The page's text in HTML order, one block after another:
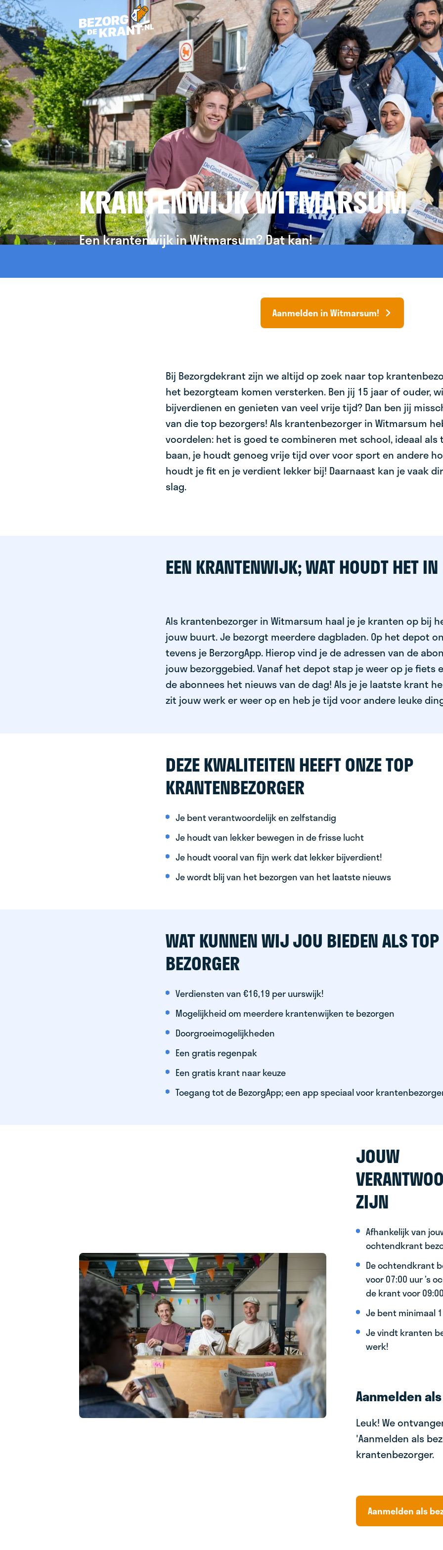
KRANTENWIJK WITMARSUM
Een krantenwijk in Witmarsum? Dat kan!
Aanmelden in Witmarsum!
Bij Bezorgdekrant zijn we altijd op zoek naar top
het bezorgteam komen versterken. Ben jij 15 jaar of ouder,
bijverdienen en genieten van veel vrije tijd? Dan ben jij
van die top bezorgers! Als krantenbezorger in Witmarsum
voordelen: het is goed te combineren met school, ideaal als
baan, je houdt genoeg vrije tijd over voor sport en andere
houdt je fit en je verdient lekker bij! Daarnaast kan je vaak
slag.
EEN KRANTENWIJK; WAT HOUDT HET IN
Als krantenbezorger in Witmarsum haal je je kranten op bij
jouw buurt. Je bezorgt meerdere dagbladen. Op het depot
tevens je BerzorgApp. Hierop vind je de adressen van de
jouw bezorggebied. Vanaf het depot stap je weer op je fiets
de abonnees het nieuws van de dag! Als je je laatste krant
zit jouw werk er weer op en heb je tijd voor andere leuke
DEZE KWALITEITEN HEEFT ONZE TOP
KRANTENBEZORGER
Je bent verantwoordelijk en zelfstandig
Je houdt van lekker bewegen in de frisse lucht
Je houdt vooral van fijn werk dat lekker bijverdient!
Je wordt blij van het bezorgen van het laatste nieuws
WAT KUNNEN WIJ JOU BIEDEN ALS TOP
BEZORGER
Verdiensten van €16,19 per uurswijk!
Mogelijkheid om meerdere krantenwijken te bezorgen
Doorgroeimogelijkheden
Een gratis regenpak
Een gratis krant naar keuze
Toegang tot de BezorgApp; een app speciaal voor
JOUW
ZIJN
Afhankelijk van
ochtendkrant
De ochtendkrant
voor 07:00 uur ’s
de krant voor
Je bent minimaal
Je vindt kranten
werk!
Aanmelden
Leuk! We
'Aanmelden als
krantenbezorger.
Aanmelden als